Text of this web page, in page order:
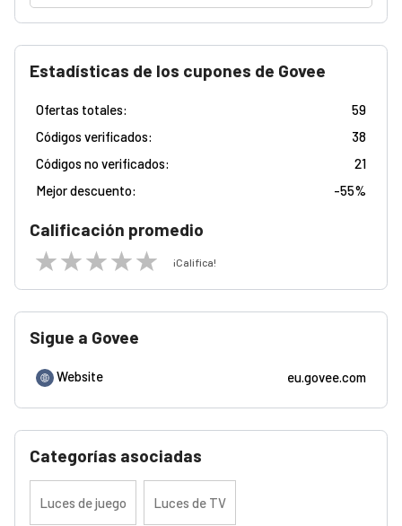
Estadísticas de los cupones de Govee
Ofertas totales:
59
Códigos verificados:
38
Códigos no verificados:
21
Mejor descuento:
-55%
Calificación promedio
¡Califica!
Sigue a Govee
Website eu.govee.com
Categorías asociadas
Luces de juego Luces de TV